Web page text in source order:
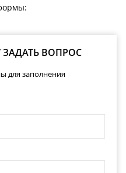
ВОПРОС
для заполнения